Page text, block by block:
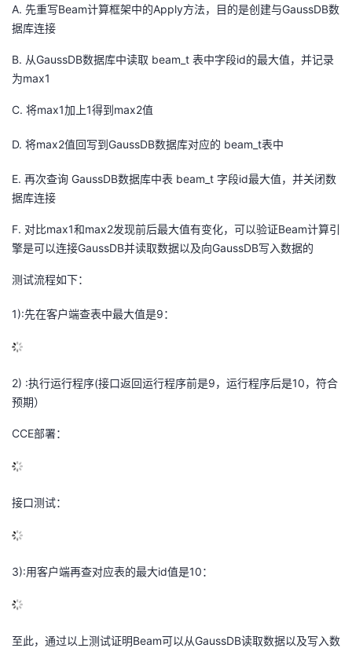
A. 先重写Beam计算框架中的Apply方法，目的是创建与GaussDB数
据库连接
B. 从GaussDB数据库中读取 beam_t 表中字段id的最大值， 并记录
为max1
C. 将max1加上1得到max2值
D. 将max2值回写到GaussDB数据库对应的 beam _t表中
E. 再次查询 GaussDB数据库中表 beam_t 字段id最大值，并关闭数
据库连接
F. 对比max1和max2发现前后最大值有变化，可以验证Beam计算引
擎是可以连接GaussDB并读取数据以及向GaussDB写入数据的
测试流程如下：
1):先在客户端查表中最大值是9：
2) :执行运行程序(接口返回运行程序前是9，运行程序后是10，符合
预期）
CCE部署：
接口测试：
3):用客户端再查对应表的最大id值是10：
至此，通过以上测试证明Beam可以从GaussDB读取数据以及写入数